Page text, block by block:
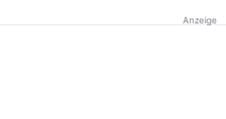
Anzeige